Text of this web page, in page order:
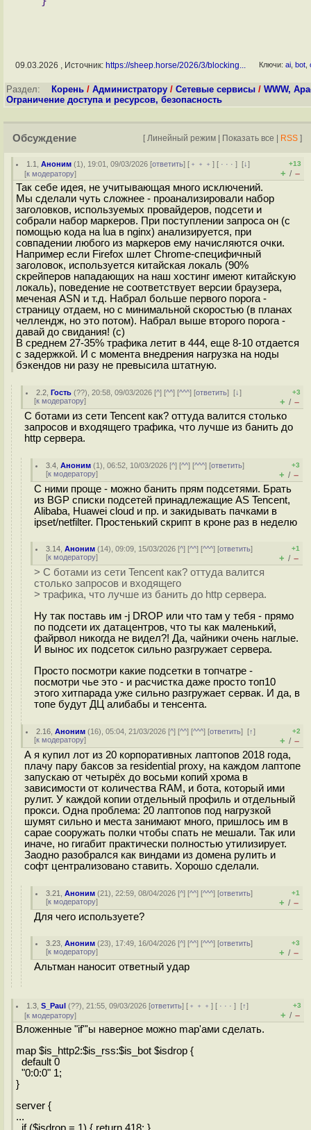
09.03.2026 , Источник: https://sheep.horse/2026/3/blocking... Ключи: ai bot
Раздел: Корень / Администратору / Сетевые сервисы / WWW,
Ограничение доступа и ресурсов, безопасность
Обсуждение [ Линейный режим | Показать все | RSS ]
1.1 ,Аноним (1), 19:01, 09/03/2026 [ответить] [ ﹢﹢﹢] [ · · ·][↓]
[к модератору]
+13
+ / –
Так себе идея, не учитывающая много исключений.
Мы сделали чуть сложнее - проанализировали набор
заголовков, используемых провайдеров, подсети и
собрали набор маркеров. При поступлении запроса он (с
помощью кода на lua в nginx) анализируется, при
совпадении любого из маркеров ему начисляются очки.
Например если Firefox шлет Chrome-специфичный
заголовок, используется китайская локаль (90%
скрейперов нападающих на наш хостинг имеют китайскую
локаль), поведение не соответствует версии браузера,
меченая ASN и т.д. Набрал больше первого порога -
страницу отдаем, но с минимальной скоростью (в планах
челлендж, но это потом). Набрал выше второго порога -
давай до свидания! (с)
В среднем 27-35% трафика летит в 444, еще 8-10 отдается
с задержкой. И с момента внедрения нагрузка на ноды
бэкендов ни разу не превысила штатную.
2.2 ,Гость (??), 20:58, 09/03/2026 [^] [^^] [^^^] [ответить][↓]
[к модератору]
+3
+ / –
С ботами из сети Tencent как? оттуда валится столько
запросов и входящего трафика, что лучше из банить до
http сервера.
3.4 ,Аноним (1), 06:52, 10/03/2026 [^] [^^] [^^^] [ответить]
[к модератору]
+3
+ / –
С ними проще - можно банить прям подсетями. Брать
из BGP списки подсетей принадлежащие AS Tencent,
Alibaba, Huawei cloud и пр. и закидывать пачками в
ipset/netfilter. Простенький скрипт в кроне раз в неделю
3.14 ,Аноним (14), 09:09, 15/03/2026 [^] [^^] [^^^] [ответить]
[к модератору]
+1
+ / –
> С ботами из сети Tencent как? оттуда валится
столько запросов и входящего
> трафика, что лучше из банить до http сервера.
Ну так поставь им -j DROP или что там у тебя - прямо
по подсети их датацентров, что ты как маленький,
файрвол никогда не видел?! Да, чайники очень наглые.
И вынос их подсеток сильно разгружает сервера.
Просто посмотри какие подсетки в топчатре -
посмотри чье это - и расчистка даже просто топ10
этого хитпарада уже сильно разгружает сервак. И да, в
топе будут ДЦ алибабы и тенсента.
2.16 ,Аноним (16), 05:04, 21/03/2026 [^] [^^] [^^^] [ответить][↑]
[к модератору]
+2
+ / –
А я купил лот из 20 корпоративных лаптопов 2018 года,
плачу пару баксов за residential proxy, на каждом лаптопе
запускаю от четырёх до восьми копий хрома в
зависимости от количества RAM, и бота, который ими
рулит. У каждой копии отдельный профиль и отдельный
прокси. Одна проблема: 20 лаптопов под нагрузкой
шумят сильно и места занимают много, пришлось им в
сарае сооружать полки чтобы спать не мешали. Так или
иначе, но гигабит практически полностью утилизирует.
Заодно разобрался как виндами из домена рулить и
софт централизовано ставить. Хорошо сделали.
3.21 ,Аноним (21), 22:59, 08/04/2026 [^] [^^] [^^^] [ответить]
[к модератору]
+1
+ / –
Для чего используете?
3.23 ,Аноним (23), 17:49, 16/04/2026 [^] [^^] [^^^] [ответить]
[к модератору]
+3
+ / –
Альтман наносит ответный удар
1.3 ,S_Paul (??), 21:55, 09/03/2026 [ответить] [ ﹢﹢﹢] [ · · ·][↑]
[к модератору]
+3
+ / –
Вложенные "if"'ы наверное можно map'ами сделать.
map $is_http2:$is_rss:$is_bot $isdrop {
default 0
"0:0:0" 1;
}
server {
...
if ($isdrop = 1) { return 418; }